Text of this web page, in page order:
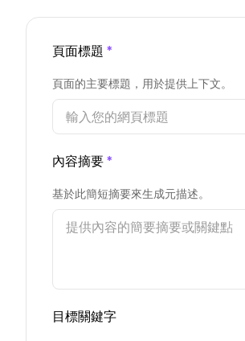
頁面標題 *
頁面的主要標題，用於提供上下文。
內容摘要 *
基於此簡短摘要來生成元描述。
目標關鍵字